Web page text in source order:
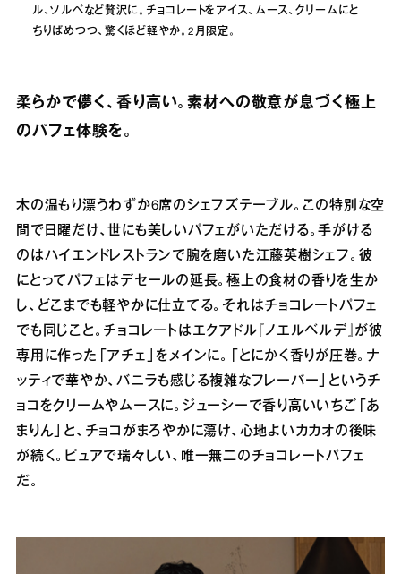
ル、ソルベなど贅沢に。チョコレートをアイス、ムース、クリームにと
ちりばめつつ、驚くほど軽やか。2月限定。
柔らかで儚く、香り高い。素材への敬意が息づく極上
のパフェ体験を。
木の温もり漂うわずか6席のシェフズテーブル。この特別な空
間で日曜だけ、世にも美しいパフェがいただける。手がける
のはハイエンドレストランで腕を磨いた江藤英樹シェフ。彼
にとってパフェはデセールの延長。極上の食材の香りを生か
し、どこまでも軽やかに仕立てる。それはチョコレートパフェ
でも同じこと。チョコレートはエクアドル『ノエルベルデ』が彼
専用に作った「アチェ」をメインに。「とにかく香りが圧巻。ナ
ッティで華やか、バニラも感じる複雑なフレーバー」というチ
ョコをクリームやムースに。ジューシーで香り高いいちご「あ
まりん」と、チョコがまろやかに蕩け、心地よいカカオの後味
が続く。ピュアで瑞々しい、唯一無二のチョコレートパフェ
だ。